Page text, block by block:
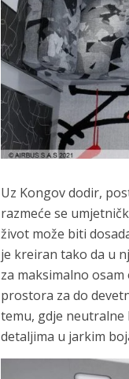
Uz Kongov dodir,
razmeće se
život može biti
je kreiran tako da u
za maksimalno
prostora za do
temu, gdje neutralne
detaljima u jarkim